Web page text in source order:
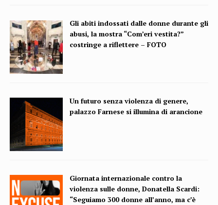
Gli abiti indossati dalle donne durante gli
abusi, la mostra “Com’eri vestita?”
costringe a riflettere – FOTO
Un futuro senza violenza di genere,
palazzo Farnese si illumina di arancione
Giornata internazionale contro la
violenza sulle donne, Donatella Scardi:
“Seguiamo 300 donne all’anno, ma c’è